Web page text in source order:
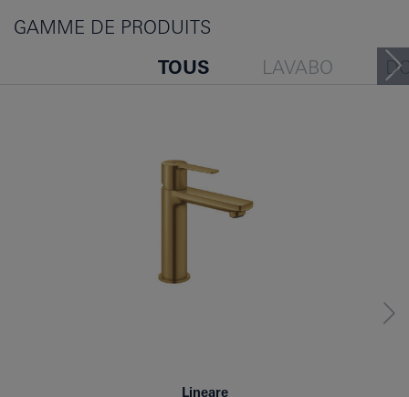
GAMME DE PRODUITS
TOUS LAVABO
Lineare